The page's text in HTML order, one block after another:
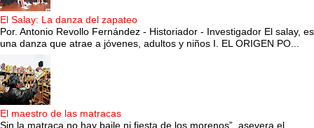
El Salay: La danza del zapateo
Por. Antonio Revollo Fernández - Historiador - Investigador El salay, es
una danza que atrae a jóvenes, adultos y niños I. EL ORIGEN PO...
El maestro de las matracas
Sin la matraca no hay baile ni fiesta de los morenos”, asevera el